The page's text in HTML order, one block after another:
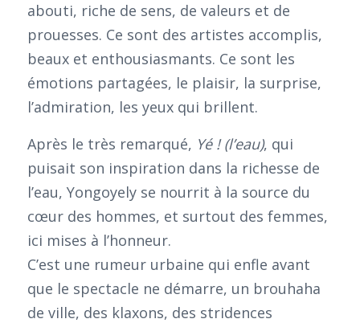
abouti, riche de sens, de valeurs et de
prouesses. Ce sont des artistes accomplis,
beaux et enthousiasmants. Ce sont les
émotions partagées, le plaisir, la surprise,
l’admiration, les yeux qui brillent.
Après le très remarqué, Yé ! (l’eau), qui
puisait son inspiration dans la richesse de
l’eau, Yongoyely se nourrit à la source du
cœur des hommes, et surtout des femmes,
ici mises à l’honneur.
C’est une rumeur urbaine qui enfle avant
que le spectacle ne démarre, un brouhaha
de ville, des klaxons, des stridences